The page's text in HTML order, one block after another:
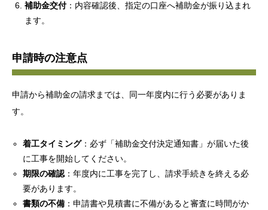
補助金交付：内容確認後、指定の口座へ補助金が振り込まれ
ます。
申請時の注意点
申請から補助金の請求までは、同一年度内に行う必要がありま
す。
着工タイミング：必ず「補助金交付決定通知書」が届いた後
に工事を開始してください。
期限の確認 ：年度内に工事を完了し、請求手続きを終える必
要があります。
書類の不備 ：申請書や見積書に不備があると審査に時間がか